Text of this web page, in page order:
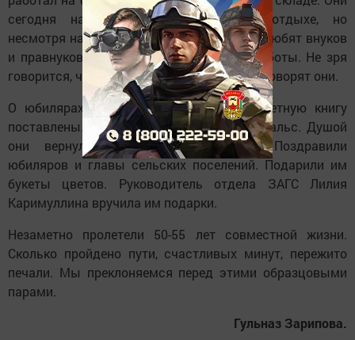
сегодня находятся на заслуженном отдыхе, но
несмотря на это, держат свое хозяйство. Любят внуков
и правнуков. «Мы никогда не боялись работы. Не зря
говорится, что труд украшает человека», - говорят они.
О юбилярах рассказано, подписи в Почетную книгу
поставлены. Их пригласили станцевать вальс. Душой
они вернулись в годы молодости. Поздравили
юбиляров и главы сельских поселений. Подарили им
букеты цветов. Руководитель отдела ЗАГС Лилия
Каримуллина вручила им подарки.
Незаметно пролетели 50-55 лет совместной жизни.
Сколько пройдено пути, счастливых минут, пережито
печали. Мы преклоняемся перед этими образцовыми
парами.
Гульназ Зарипова.